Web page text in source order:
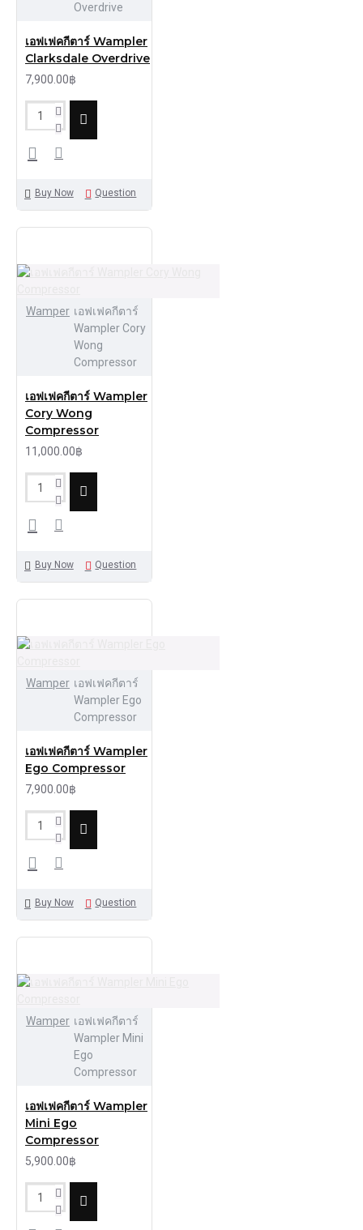
Overdrive
เอฟเฟคกีตาร์ Wampler
Clarksdale Overdrive
7,900.00฿
Buy Now Question
Wamper เอฟเฟคกีตาร์
Wampler Cory
Wong
Compressor
เอฟเฟคกีตาร์ Wampler
Cory Wong
Compressor
11,000.00฿
Buy Now Question
Wamper เอฟเฟคกีตาร์
Wampler Ego
Compressor
เอฟเฟคกีตาร์ Wampler
Ego Compressor
7,900.00฿
Buy Now Question
Wamper เอฟเฟคกีตาร์
Wampler Mini
Ego
Compressor
เอฟเฟคกีตาร์ Wampler
Mini Ego
Compressor
5,900.00฿